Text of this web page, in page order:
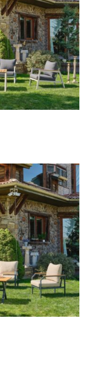
Takımı
Takımı